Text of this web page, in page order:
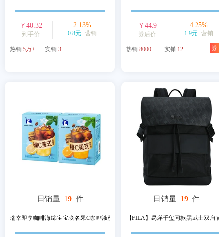
￥40.32
到手价
2.13%
0.8元 营销
热销 5万+ 实销 3
￥ 44.9
券后价
4.25%
1.9元 营销
热销 8000+ 实销 12 券
日销量 19 件
瑞幸即享咖啡海绵宝宝联名果C咖啡液橙...
日销量 19 件
【FILA】易烊千玺同款黑武士双肩